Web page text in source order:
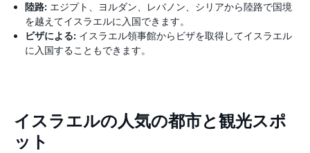
陸路: エジプト、ヨルダン、レバノン、シリアから陸路で国境
を越えてイスラエルに入国できます。
ビザによる: イスラエル領事館からビザを取得してイスラエル
に入国することもできます。
イスラエルの人気の都市と観光スポ
ット